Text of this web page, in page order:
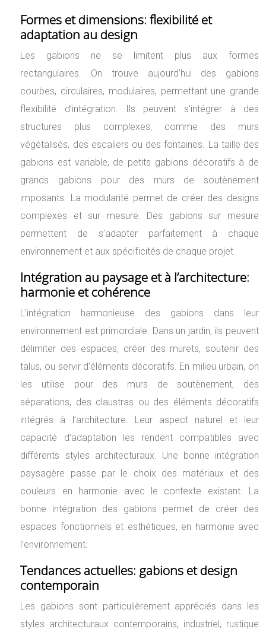
Formes et dimensions: flexibilité et
adaptation au design
Les gabions ne se limitent plus aux formes
rectangulaires. On trouve aujourd’hui des gabions
courbes, circulaires, modulaires, permettant une grande
flexibilité d’intégration. Ils peuvent s’intégrer à des
structures plus complexes, comme des murs
végétalisés, des escaliers ou des fontaines. La taille des
gabions est variable, de petits gabions décoratifs à de
grands gabions pour des murs de soutènement
imposants. La modularité permet de créer des designs
complexes et sur mesure. Des gabions sur mesure
permettent de s’adapter parfaitement à chaque
environnement et aux spécificités de chaque projet.
Intégration au paysage et à l’architecture:
harmonie et cohérence
L’intégration harmonieuse des gabions dans leur
environnement est primordiale. Dans un jardin, ils peuvent
délimiter des espaces, créer des murets, soutenir des
talus, ou servir d’éléments décoratifs. En milieu urbain, on
les utilise pour des murs de soutènement, des
séparations, des claustras ou des éléments décoratifs
intégrés à l’architecture. Leur aspect naturel et leur
capacité d’adaptation les rendent compatibles avec
différents styles architecturaux. Une bonne intégration
paysagère passe par le choix des matériaux et des
couleurs en harmonie avec le contexte existant. La
bonne intégration des gabions permet de créer des
espaces fonctionnels et esthétiques, en harmonie avec
l’environnement.
Tendances actuelles: gabions et design
contemporain
Les gabions sont particulièrement appréciés dans les
styles architecturaux contemporains, industriel, rustique